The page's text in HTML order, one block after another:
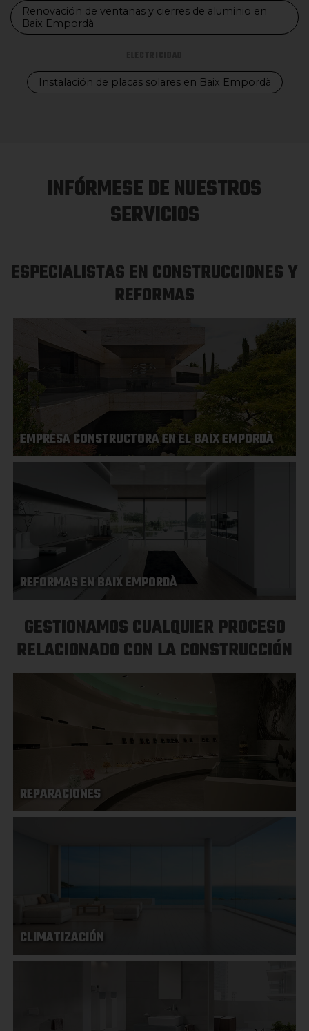
Renovación de ventanas y cierres de aluminio en
Baix Empordà
Instalación de placas solares en Baix Empordà
INFÓRMESE DE NUESTROS
SERVICIOS
ESPECIALISTAS EN CONSTRUCCIONES Y
REFORMAS
EMPRESA CONSTRUCTORA EN EL BAIX EMPORDÀ
REFORMAS EN BAIX EMPORDÀ
GESTIONAMOS CUALQUIER PROCESO
RELACIONADO CON LA CONSTRUCCIÓN
REPARACIONES
CLIMATIZACIÓN